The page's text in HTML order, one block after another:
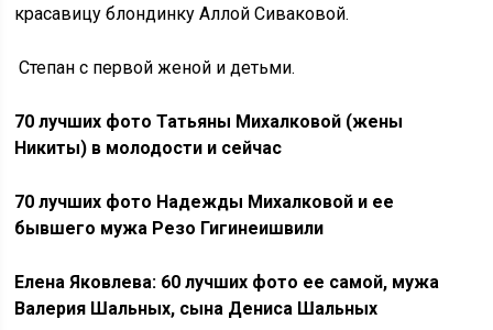
красавицу блондинку Аллой Сиваковой.
Степан с первой женой и детьми.
70 лучших фото Татьяны Михалковой (жены
Никиты) в молодости и сейчас
70 лучших фото Надежды Михалковой и ее
бывшего мужа Резо Гигинеишвили
Елена Яковлева: 60 лучших фото ее самой, мужа
Валерия Шальных, сына Дениса Шальных